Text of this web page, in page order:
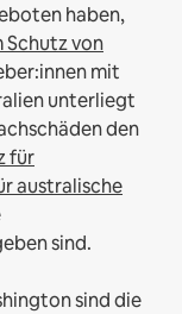
haben,
Schutz von
mit
unterliegt
den
für
australische
sind.
sind die